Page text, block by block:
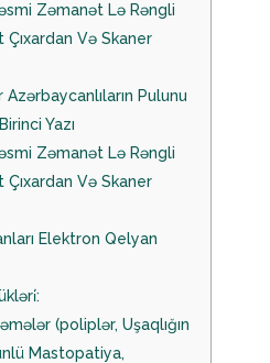
Zəmanət Lə Rəngli
Və Skaner
Pulunu
Yazı
Zəmanət Lə Rəngli
Və Skaner
Elektron Qelyan
(poliplər, Uşaqlığın
Mastopatiya,